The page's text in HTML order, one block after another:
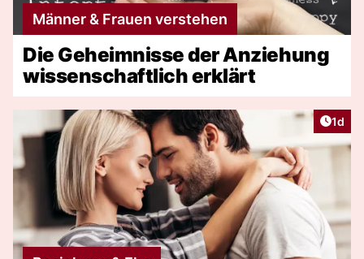
Männer & Frauen verstehen
Die Geheimnisse der Anziehung
wissenschaftlich erklärt
1d